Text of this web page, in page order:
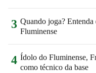
3 Quando joga? Entenda
Fluminense
4 Ídolo do Fluminense,
como técnico da base